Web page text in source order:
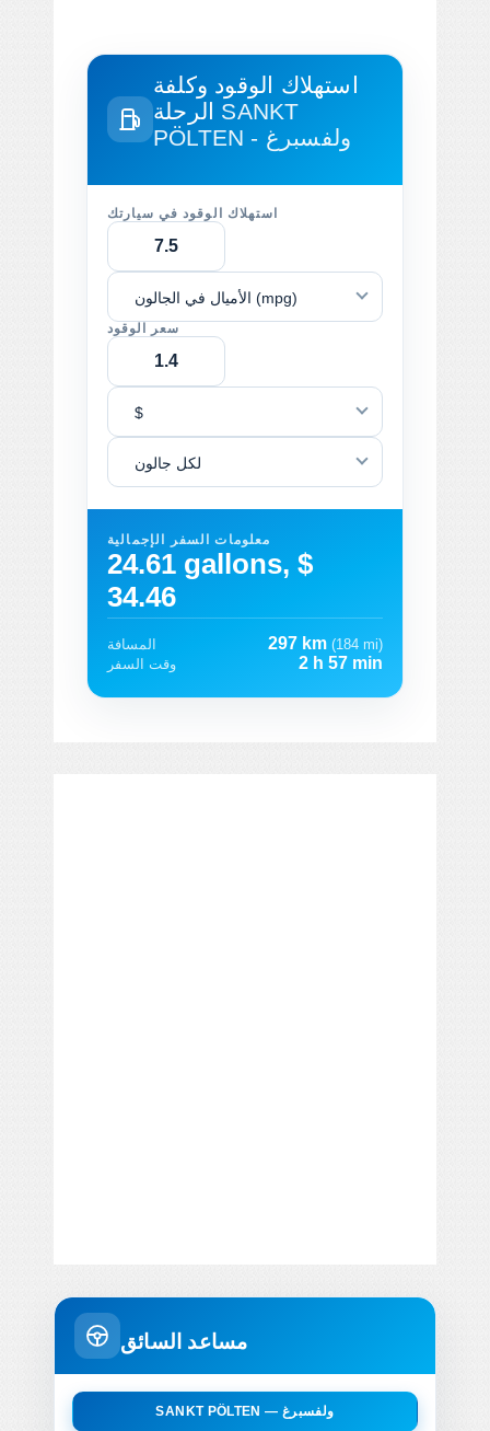
استهلاك الوقود وكلفة
SANKT
PÖLTEN - ولفسبرغ
استهلاك الوقود في سيارتك
الأميال في الجالون (mpg)
سعر الوقود
$
لكل جالون
معلومات السفر الإجمالية
24.61 gallons, $
34.46
المسافة 297 km (184 mi)
وقت السفر
2 h 57 min
مساعد السائق
SANKT PÖLTEN — ولفسبرغ